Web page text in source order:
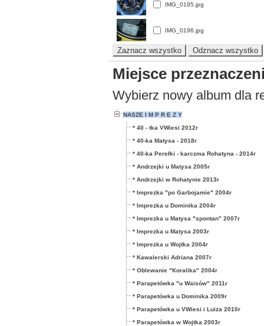
IMG_0195.jpg
IMG_0196.jpg
Miejsce
Wybierz nowy album dla
NASZE I M P R E Z Y
* 40 - tka VWiesi 2012r
* 40-ka Matysa - 2018r
* 40-ka Perełki - karczma Rohatyna - 2014r
* Andrzejki u Matysa 2005r
* Andrzejki w Rohatynie 2013r
* Imprezka "po Garbojamie" 2004r
* Imprezka u Dominika 2004r
* Imprezka u Matysa "spontan" 2007r
* Imprezka u Matysa 2003r
* Imprezka u Wojtka 2004r
* Kawalerski Adriana 2007r
* Oblewanie "Koralika" 2004r
* Parapetówka "u Waisów" 2011r
* Parapetówka u Dominika 2009r
* Parapetówka u VWiesi i Luiza 2010r
* Parapetówka w Wojtka 2003r